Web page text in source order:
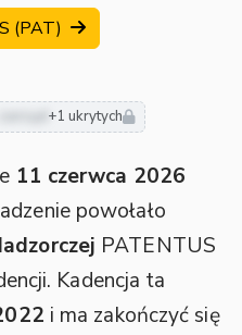
(PAT)
+1 ukrytych
11 czerwca 2026
powołało
PATENTUS
Kadencja ta
i ma zakończyć się